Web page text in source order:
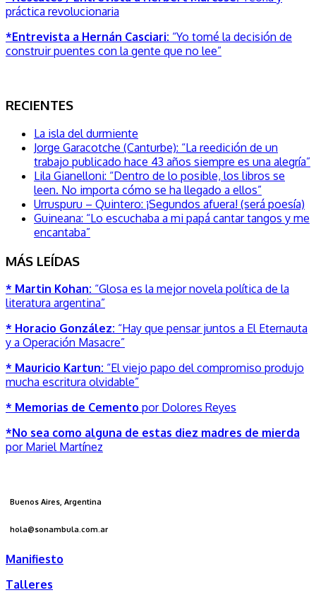
práctica revolucionaria
*Entrevista a Hernán Casciari: “Yo tomé la decisión de
construir puentes con la gente que no lee”
RECIENTES
La isla del durmiente
Jorge Garacotche (Canturbe): “La reedición de un
trabajo publicado hace 43 años siempre es una alegría”
Lila Gianelloni: “Dentro de lo posible, los libros se
leen. No importa cómo se ha llegado a ellos”
Urruspuru – Quintero: ¡Segundos afuera! (será poesía)
Guineana: “Lo escuchaba a mi papá cantar tangos y me
encantaba”
MÁS LEÍDAS
* Martin Kohan: “Glosa es la mejor novela política de la
literatura argentina”
* Horacio González: “Hay que pensar juntos a El Eternauta
y a Operación Masacre”
* Mauricio Kartun: “El viejo papo del compromiso produjo
mucha escritura olvidable”
* Memorias de Cemento por Dolores Reyes
*No sea como alguna de estas diez madres de mierda
por Mariel Martínez
Buenos Aires, Argentina
hola@sonambula.com.ar
Manifiesto
Talleres